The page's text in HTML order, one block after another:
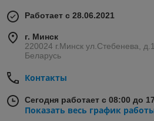
Работает с 28.06.2021
г. Минск
220024 г.Минск ул.Стебенева,
Беларусь
Контакты
Сегодня работает с 08:00 до
Показать весь график